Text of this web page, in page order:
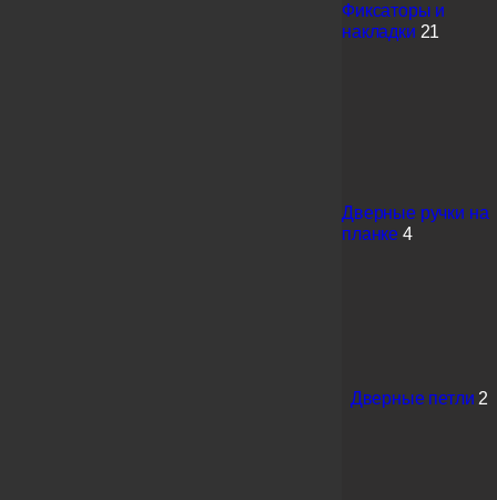
Фиксаторы и
накладки 21
Дверные ручки на
планке 4
Дверные петли 2